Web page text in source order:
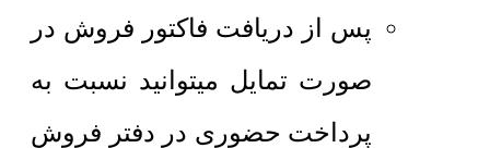
پس از دریافت فاکتور فروش در
صورت تمایل میتوانید نسبت به
پرداخت حضوری در دفتر فروش